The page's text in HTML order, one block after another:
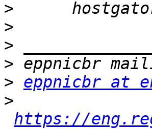
>
>
>
>
> eppnicbr at
>
https://